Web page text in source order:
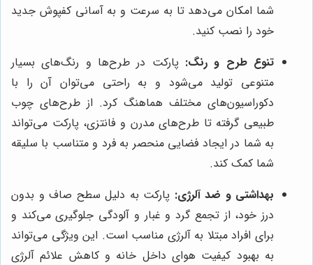
شما امکان می‌دهد تا به سرعت و به آسانی کفپوش جدید
خود را نصب کنید.
تنوع طرح و رنگ: پارکت در طرح‌ها و رنگ‌های بسیار
متنوعی تولید می‌شود و به راحتی می‌توان آن را با
دکوراسیون‌های مختلف هماهنگ کرد. از طرح‌های چوب
طبیعی گرفته تا طرح‌های مدرن و فانتزی، پارکت می‌تواند
به شما در ایجاد فضایی منحصر به فرد و متناسب با سلیقه
شما کمک کند.
بهداشتی و ضد آلرژی: پارکت به دلیل سطح صاف و بدون
درز خود، از تجمع گرد و غبار و آلودگی جلوگیری می‌کند و
برای افراد مبتلا به آلرژی مناسب است. این ویژگی می‌تواند
به بهبود کیفیت هوای داخل خانه و کاهش علائم آلرژی